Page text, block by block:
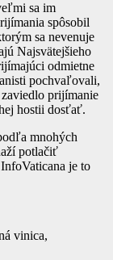
sa im
spôsobil
sa nevenuje
Najsvätejšieho
odmietne
pochvaľovali,
zaviedlo prijímanie
hostii dosťať.
mnohých
potlačiť
je to
vinica,